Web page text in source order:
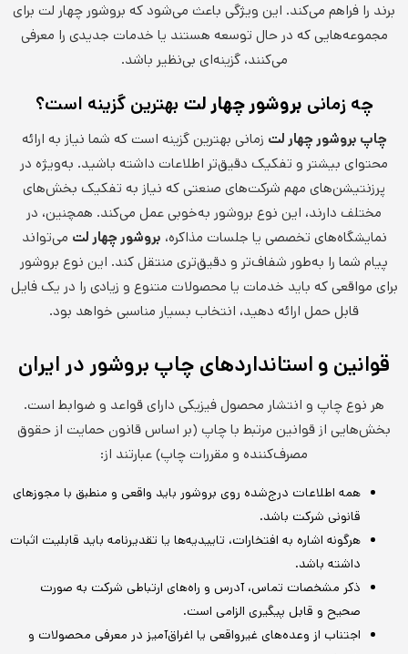
برند را فراهم می‌کند. این ویژگی باعث می‌شود که بروشور چهار لت برای
مجموعه‌هایی که در حال توسعه هستند یا خدمات جدیدی را معرفی
می‌کنند، گزینه‌ای بی‌نظیر باشد.
چه زمانی بروشور چهار لت بهترین گزینه است؟
چاپ بروشور چهار لت زمانی بهترین گزینه است که شما نیاز به ارائه
محتوای بیشتر و تفکیک دقیق‌تر اطلاعات داشته باشید. به‌ویژه در
پرزنتیشن‌های مهم شرکت‌های صنعتی که نیاز به تفکیک بخش‌های
مختلف دارند، این نوع بروشور به‌خوبی عمل می‌کند. همچنین، در
نمایشگاه‌های تخصصی یا جلسات مذاکره، بروشور چهار لت می‌تواند
پیام شما را به‌طور شفاف‌تر و دقیق‌تری منتقل کند. این نوع بروشور
برای مواقعی که باید خدمات یا محصولات متنوع و زیادی را در یک فایل
قابل حمل ارائه دهید، انتخاب بسیار مناسبی خواهد بود.
قوانین و استانداردهای چاپ بروشور در ایران
هر نوع چاپ و انتشار محصول فیزیکی دارای قواعد و ضوابط است.
بخش‌هایی از قوانین مرتبط با چاپ (بر اساس قانون حمایت از حقوق
مصرف‌کننده و مقررات چاپ) عبارتند از:
همه اطلاعات درج‌شده روی بروشور باید واقعی و منطبق با مجوزهای
قانونی شرکت باشد.
هرگونه اشاره به افتخارات، تاییدیه‌ها یا تقدیرنامه باید قابلیت اثبات
داشته باشد.
ذکر مشخصات تماس، آدرس و راه‌های ارتباطی شرکت به صورت
صحیح و قابل پیگیری الزامی است.
اجتناب از وعده‌های غیرواقعی یا اغراق‌آمیز در معرفی محصولات و